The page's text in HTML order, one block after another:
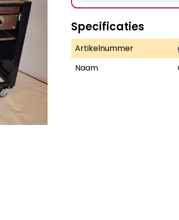
Specificaties
Artikelnummer
Naam